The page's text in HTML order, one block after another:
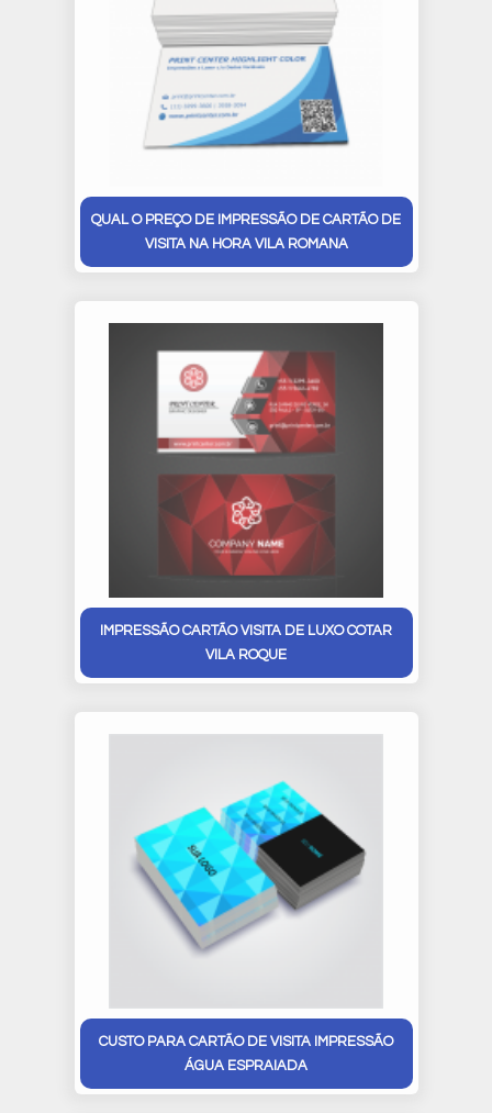
QUAL O PREÇO DE IMPRESSÃO DE CARTÃO DE
VISITA NA HORA VILA ROMANA
IMPRESSÃO CARTÃO VISITA DE LUXO COTAR
VILA ROQUE
CUSTO PARA CARTÃO DE VISITA IMPRESSÃO
ÁGUA ESPRAIADA